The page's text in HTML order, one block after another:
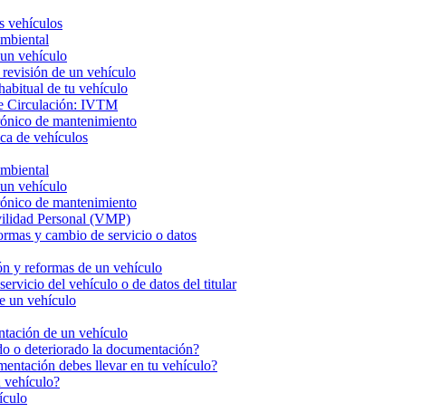
vehículos
vehículo
revisión de un vehículo
de tu vehículo
Circulación: IVTM
de mantenimiento
de vehículos
vehículo
de mantenimiento
Personal (VMP)
y cambio de servicio o datos
y reformas de un vehículo
del vehículo o de datos del titular
un vehículo
de un vehículo
o deteriorado la documentación?
debes llevar en tu vehículo?
vehículo?